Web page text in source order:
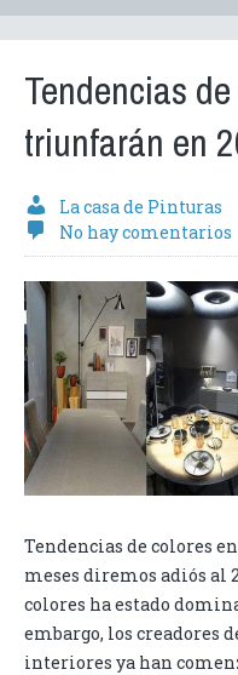
Tendencias
triunfarán en
La casa de Pinturas
No hay comentarios
Tendencias de colores
meses diremos adiós al
colores ha estado
embargo, los creadores
interiores ya han